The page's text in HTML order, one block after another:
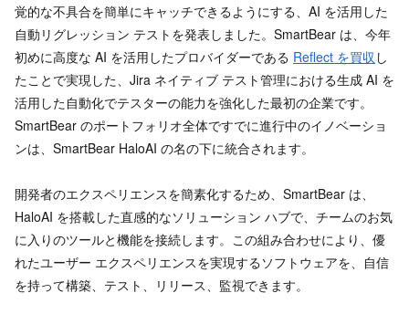
覚的な不具合を簡単にキャッチできるようにする、AI を活用した
自動リグレッション テストを発表しました。SmartBear は、今年
初めに高度な AI を活用したプロバイダーである Reflect を買収 し
たことで実現した、Jira ネイティブ テスト管理における生成 AI を
活用した自動化でテスターの能力を強化した最初の企業です。
SmartBear のポートフォリオ全体ですでに進行中のイノベーショ
ンは、SmartBear HaloAI の名の下に統合されます。
開発者のエクスペリエンスを簡素化するため、SmartBear は、
HaloAI を搭載した直感的なソリューション ハブで、チームのお気
に入りのツールと機能を接続します。この組み合わせにより、優
れたユーザー エクスペリエンスを実現するソフトウェアを、自信
を持って構築、テスト、リリース、監視できます。